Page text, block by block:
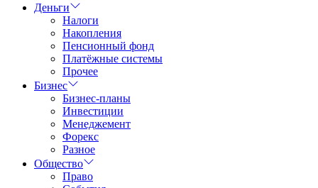
Деньги
Налоги
Накопления
Пенсионный фонд
Платёжные системы
Прочее
Бизнес
Бизнес-планы
Инвестиции
Менеджемент
Форекс
Разное
Общество
Право